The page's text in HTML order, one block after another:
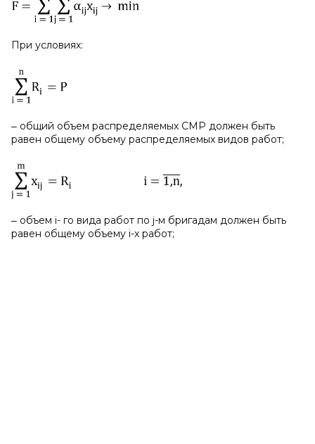
При условиях:
‒ общий объем распределяемых СМР должен быть
равен общему объему распределяемых видов работ;
‒ объем i- го вида работ по j-м бригадам должен быть
равен общему объему i-х работ;